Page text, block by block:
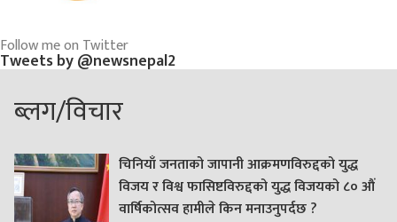
Follow me on Twitter
Tweets by @newsnepal2
ब्लग/विचार
चिनियाँ जनताको जापानी आक्रमणविरुद्दको युद्ध
विजय र विश्व फासिष्टविरुद्दको युद्ध विजयको ८० औं
वार्षिकोत्सव हामीले किन मनाउनुपर्दछ ?